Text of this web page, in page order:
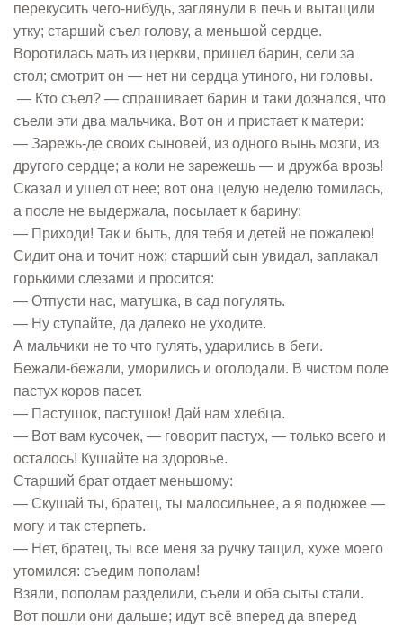
перекусить чего-нибудь, заглянули в печь и вытащили
утку; старший съел голову, а меньшой сердце.
Воротилась мать из церкви, пришел барин, сели за
стол; смотрит он — нет ни сердца утиного, ни головы.
— Кто съел? — спрашивает барин и таки дознался, что
съели эти два мальчика. Вот он и пристает к матери:
— Зарежь-де своих сыновей, из одного вынь мозги, из
другого сердце; а коли не зарежешь — и дружба врозь!
Сказал и ушел от нее; вот она целую неделю томилась,
а после не выдержала, посылает к барину:
— Приходи! Так и быть, для тебя и детей не пожалею!
Сидит она и точит нож; старший сын увидал, заплакал
горькими слезами и просится:
— Отпусти нас, матушка, в сад погулять.
— Ну ступайте, да далеко не уходите.
А мальчики не то что гулять, ударились в беги.
Бежали-бежали, уморились и оголодали. В чистом поле
пастух коров пасет.
— Пастушок, пастушок! Дай нам хлебца.
— Вот вам кусочек, — говорит пастух, — только всего и
осталось! Кушайте на здоровье.
Старший брат отдает меньшому:
— Скушай ты, братец, ты малосильнее, а я подюжее —
могу и так стерпеть.
— Нет, братец, ты все меня за ручку тащил, хуже моего
утомился: съедим пополам!
Взяли, пополам разделили, съели и оба сыты стали.
Вот пошли они дальше; идут всё вперед да вперед